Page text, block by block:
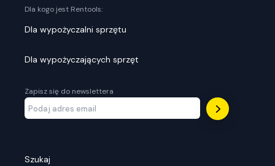
Dla kogo jest Rentools:
Dla wypożyczalni sprzętu
Dla wypożyczających sprzęt
Zapisz się do newslettera
Szukaj